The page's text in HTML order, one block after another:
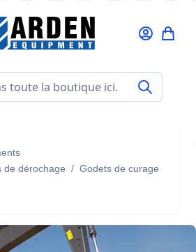
toute la boutique ici...
de dérochage / Godets de curage